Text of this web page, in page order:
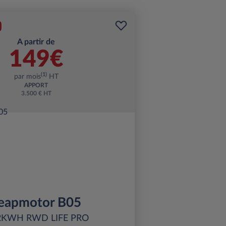
A partir de
149€
par mois(1)HT
APPORT
3.500 € HT
B05
RWD LIFE PRO